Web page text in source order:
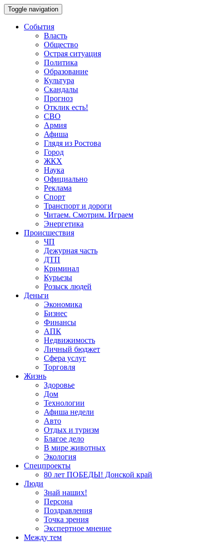
Toggle navigation
События
Власть
Общество
Острая ситуация
Политика
Образование
Культура
Скандалы
Прогноз
Отклик есть!
СВО
Армия
Афиша
Глядя из Ростова
Город
ЖКХ
Наука
Официально
Реклама
Спорт
Транспорт и дороги
Читаем. Смотрим. Играем
Энергетика
Происшествия
ЧП
Дежурная часть
ДТП
Криминал
Курьезы
Розыск людей
Деньги
Экономика
Бизнес
Финансы
АПК
Недвижимость
Личный бюджет
Сфера услуг
Торговля
Жизнь
Здоровье
Дом
Технологии
Афиша недели
Авто
Отдых и туризм
Благое дело
В мире животных
Экология
Спецпроекты
80 лет ПОБЕДЫ! Донской край
Люди
Знай наших!
Персона
Поздравления
Точка зрения
Экспертное мнение
Между тем